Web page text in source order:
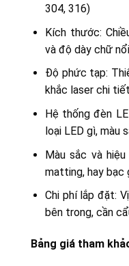
304, 316)
Kích thước:
và độ dày chữ nổi
Độ phức tạp:
khắc laser chi tiết
Hệ thống đèn
loại LED gì, màu
Màu sắc và
matting, hay bạc
Chi phí lắp đặt:
bên trong, cần
Bảng giá tham